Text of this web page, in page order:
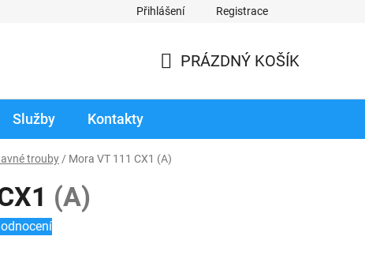
podmínky prodloužené záruky Reklamace zboží v záruční době
Přihlášení Registrace
PRÁZDNÝ KOŠÍK
Služby Kontakty
trouby / Mora VT 111 CX1 (A)
(A)